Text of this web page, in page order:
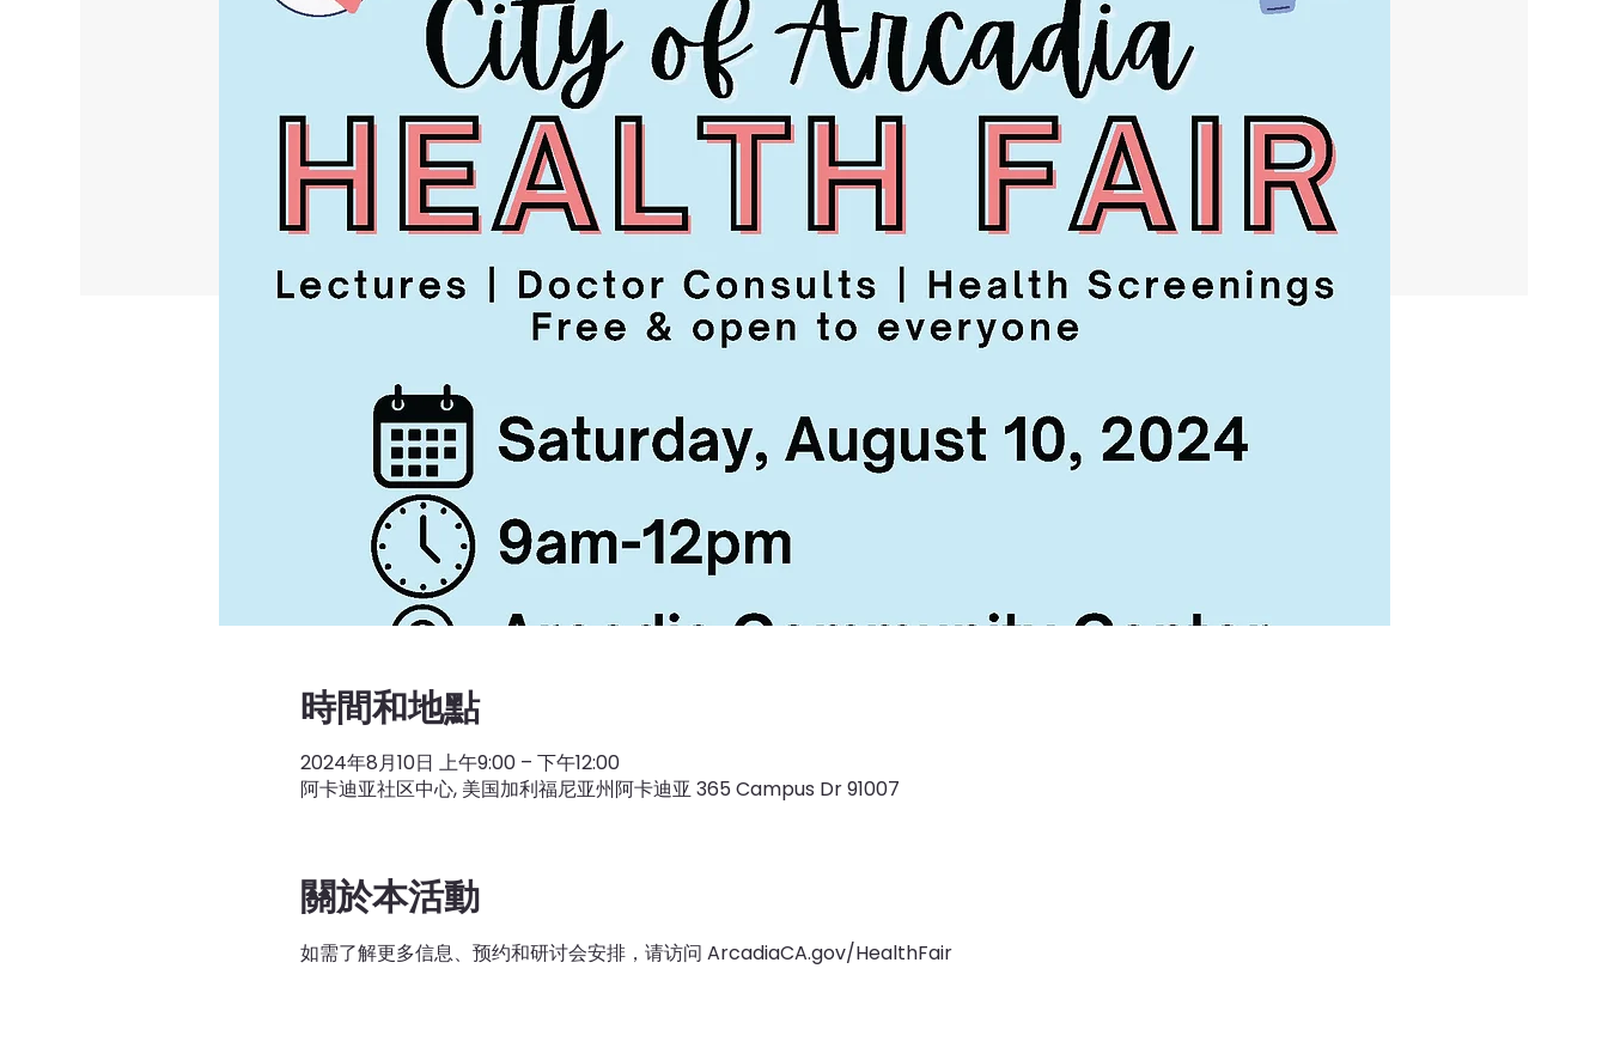
時間和地點
2024年8月10日 上午9:00 – 下午12:00
阿卡迪亚社区中心, 美国加利福尼亚州阿卡迪亚 365 Campus Dr 91007
關於本活動
如需了解更多信息、预约和研讨会安排，请访问 ArcadiaCA.gov/HealthFair